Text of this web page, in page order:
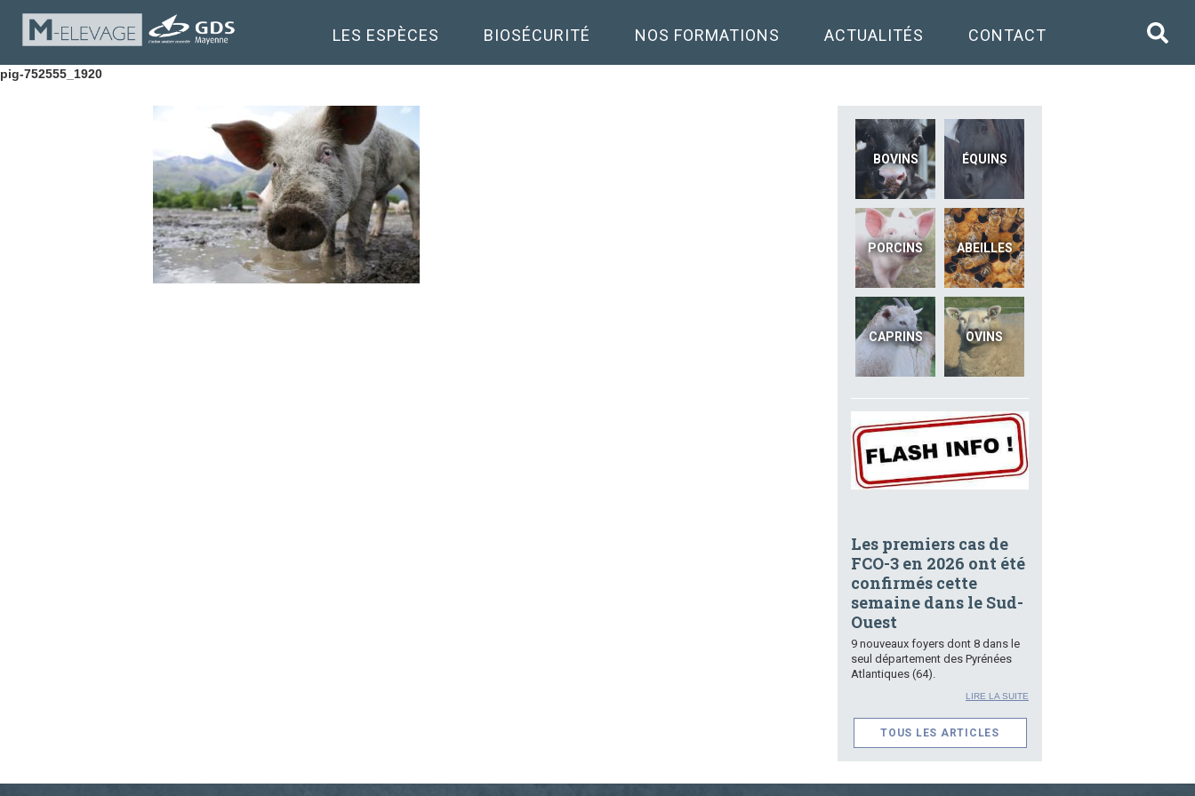
LES ESPÈCES BIOSÉCURITÉ NOS FORMATIONS ACTUALITÉS CONTACT
pig-752555_1920
BOVINS ÉQUINS
PORCINS ABEILLES
CAPRINS OVINS
Les premiers cas de
FCO-3 en 2026 ont été
confirmés cette
semaine dans le Sud-
Ouest
9 nouveaux foyers dont 8 dans le
seul département des Pyrénées
Atlantiques (64).
LIRE LA SUITE
TOUS LES ARTICLES